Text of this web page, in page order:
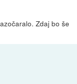
Zdaj bo še